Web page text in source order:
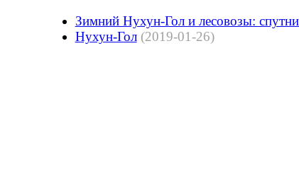
Зимний Нухун-Гол и лесовозы:
Нухун-Гол (2019-01-26)